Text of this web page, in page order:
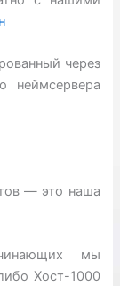
через
неймсервера
— это наша
мы
Хост-1000